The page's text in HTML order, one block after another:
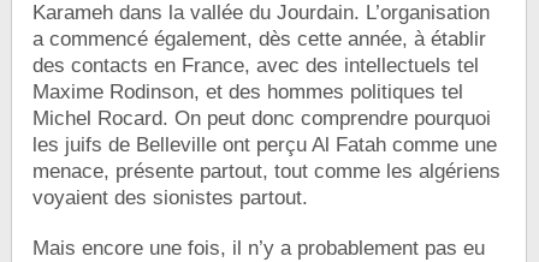
Karameh dans la vallée du Jourdain. L’organisation
a commencé également, dès cette année, à établir
des contacts en France, avec des intellectuels tel
Maxime Rodinson, et des hommes politiques tel
Michel Rocard. On peut donc comprendre pourquoi
les juifs de Belleville ont perçu Al Fatah comme une
menace, présente partout, tout comme les algériens
voyaient des sionistes partout.
Mais encore une fois, il n’y a probablement pas eu